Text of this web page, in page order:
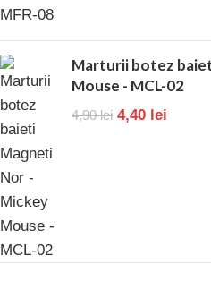
Marturii botez
Mouse - MCL-02
4,90lei 4,40 lei